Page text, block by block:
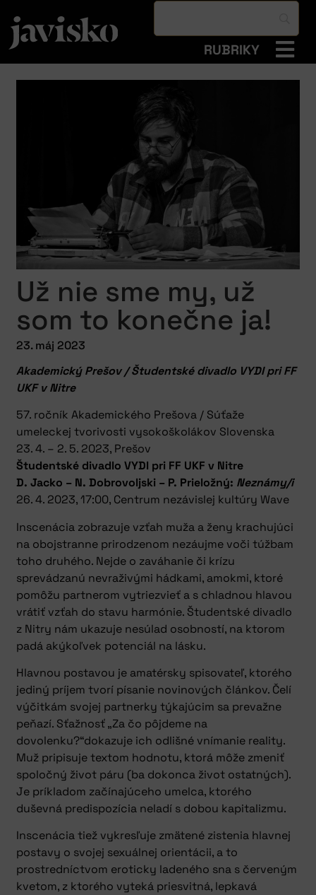
RUBRIKY
Už nie sme my, už
som to konečne ja!
23. máj 2023
Akademický Prešov / Študentské divadlo VYDI pri FF
UKF v Nitre
57. ročník Akademického Prešova / Súťaže
umeleckej tvorivosti vysokoškolákov Slovenska
23. 4. – 2. 5. 2023, Prešov
Študentské divadlo VYDI pri FF UKF v Nitre
D. Jacko – N. Dobrovoljski – P. Prieložný: Neznámy/i
26. 4. 2023, 17:00, Centrum nezávislej kultúry Wave
Inscenácia zobrazuje vzťah muža a ženy krachujúci
na obojstranne prirodzenom nezáujme voči túžbam
toho druhého. Nejde o zaváhanie či krízu
sprevádzanú nevraživými hádkami, amokmi, ktoré
pomôžu partnerom vytriezvieť a s chladnou hlavou
vrátiť vzťah do stavu harmónie. Študentské divadlo
z Nitry nám ukazuje nesúlad osobností, na ktorom
padá akýkoľvek potenciál na lásku.
Hlavnou postavou je amatérsky spisovateľ, ktorého
jediný príjem tvorí písanie novinových článkov. Čelí
výčitkám svojej partnerky týkajúcim sa prevažne
peňazí. Sťažnosť „Za čo pôjdeme na
dovolenku?“dokazuje ich odlišné vnímanie reality.
Muž pripisuje textom hodnotu, ktorá môže zmeniť
spoločný život páru (ba dokonca život ostatných).
Je príkladom začínajúceho umelca, ktorého
duševná predispozícia neladí s dobou kapitalizmu.
Inscenácia tiež vykresľuje zmätené zistenia hlavnej
postavy o svojej sexuálnej orientácii, a to
prostredníctvom eroticky ladeného sna s červeným
kvetom, z ktorého vyteká priesvitná, lepkavá